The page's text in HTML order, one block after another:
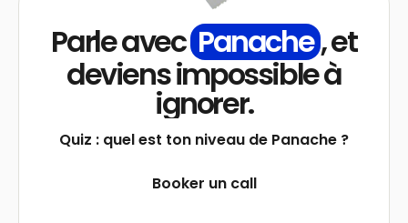
Parle avec Panache, et
deviens impossible à
ignorer.
Quiz : quel est ton niveau de Panache ?
Booker un call